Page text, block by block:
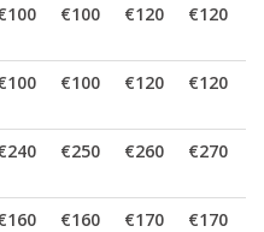
€100 €120 €120
€100 €120 €120
€250 €260 €270
€160 €170 €170